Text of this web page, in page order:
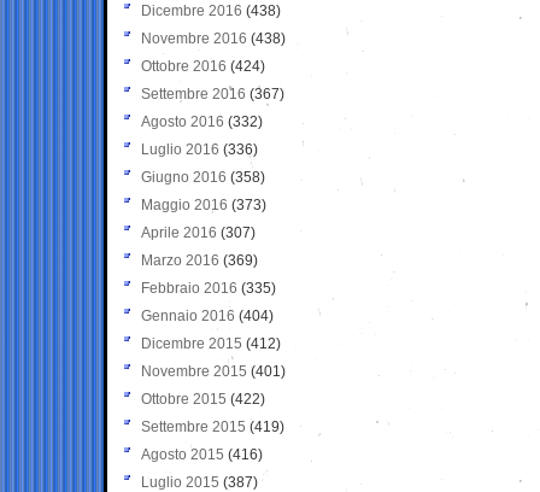
Dicembre 2016 (438)
Novembre 2016 (438)
Ottobre 2016 (424)
Settembre 2016 (367)
Agosto 2016 (332)
Luglio 2016 (336)
Giugno 2016 (358)
Maggio 2016 (373)
Aprile 2016 (307)
Marzo 2016 (369)
Febbraio 2016 (335)
Gennaio 2016 (404)
Dicembre 2015 (412)
Novembre 2015 (401)
Ottobre 2015 (422)
Settembre 2015 (419)
Agosto 2015 (416)
Luglio 2015 (387)